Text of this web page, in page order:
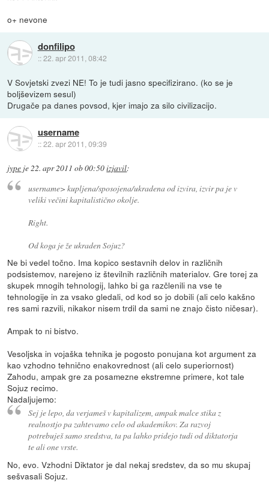
o+ nevone
donfilipo
::22. apr 2011, 08:42
V Sovjetski zvezi NE! To je tudi jasno specifizirano. (ko se je
boljševizem sesul)
Drugače pa danes povsod, kjer imajo za silo civilizacijo.
username
::22. apr 2011, 09:39
jype je22. apr 2011 ob 00:50izjavil:
username> kupljena/sposojena/ukradena od izvira, izvir pa je v
veliki večini kapitalistično okolje.
Right.
Od koga je že ukraden Sojuz?
Ne bi vedel točno. Ima kopico sestavnih delov in različnih
podsistemov, narejeno iz številnih različnih materialov. Gre torej za
skupek mnogih tehnologij, lahko bi ga razčlenili na vse te
tehnologije in za vsako gledali, od kod so jo dobili (ali celo kakšno
res sami razvili, nikakor nisem trdil da sami ne znajo čisto ničesar).
Ampak to ni bistvo.
Vesoljska in vojaška tehnika je pogosto ponujana kot argument za
kao vzhodno tehnično enakovrednost (ali celo superiornost)
Zahodu, ampak gre za posamezne ekstremne primere, kot tale
Sojuz recimo.
Nadaljujemo:
Sej je lepo, da verjameš v kapitalizem, ampak malce stika z
realnostjo pa zahtevamo celo od akademikov. Za razvoj
potrebuješ samo sredstva, ta pa lahko pridejo tudi od diktatorja
te ali one vrste.
No, evo. Vzhodni Diktator je dal nekaj sredstev, da so mu skupaj
sešvasali Sojuz.